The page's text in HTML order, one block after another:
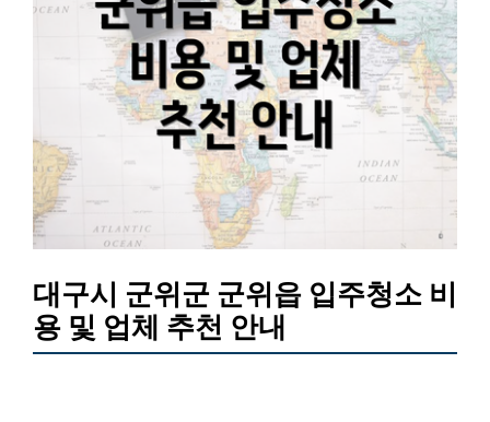
대구시 군위군 군위읍 입주청소 비
용 및 업체 추천 안내